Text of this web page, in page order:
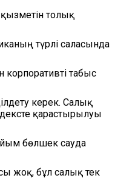
толық
түрлі саласында
табыс
керек. Салық
қарастырылуы
бөлшек сауда
жоқ, бұл салық тек